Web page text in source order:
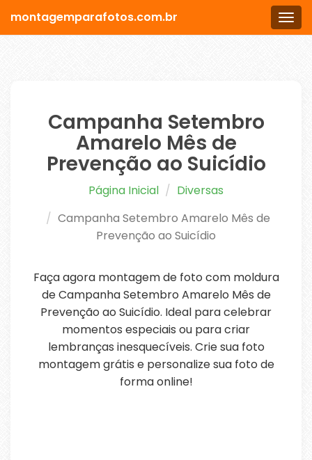
Menu
montagemparafotos.com.br
Campanha Setembro
Amarelo Mês de
Prevenção ao Suicídio
Página Inicial
Diversas
Campanha Setembro Amarelo Mês de
Prevenção ao Suicídio
Faça agora montagem de foto com moldura
de Campanha Setembro Amarelo Mês de
Prevenção ao Suicídio. Ideal para celebrar
momentos especiais ou para criar
lembranças inesquecíveis. Crie sua foto
montagem grátis e personalize sua foto de
forma online!